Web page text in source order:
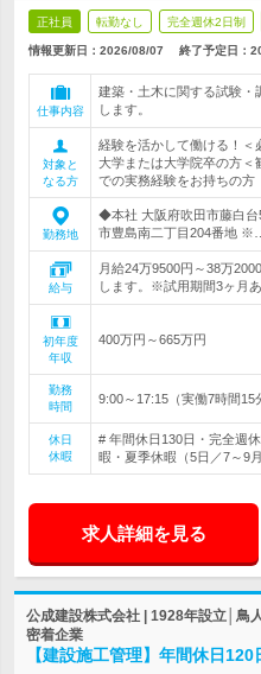
正社員 転勤なし 完全週休2日制
情報更新日：2026/08/07 終了予定日：
仕事内容
建築・土木に関する試験・
します。
対象と
なる方
経験を活かして働ける！＜
大学または大学院卒の方＜
での実務経験をお持ちの方
勤務地
◆本社 大阪府吹田市藤白
市豊島南二丁目204番地 ※…
給与
月給24万9500円～38万
します。※試用期間3ヶ月
初年度
年収
400万円～665万円
勤務
時間
9:00～17:15（実働7時間15
休日
休暇
# 年間休日130日・完全週
暇・夏季休暇（5日／7～9
求人詳細を見る
公成建設株式会社 | 1928年設立│鳥
密着企業
【建設施工管理】年間休日